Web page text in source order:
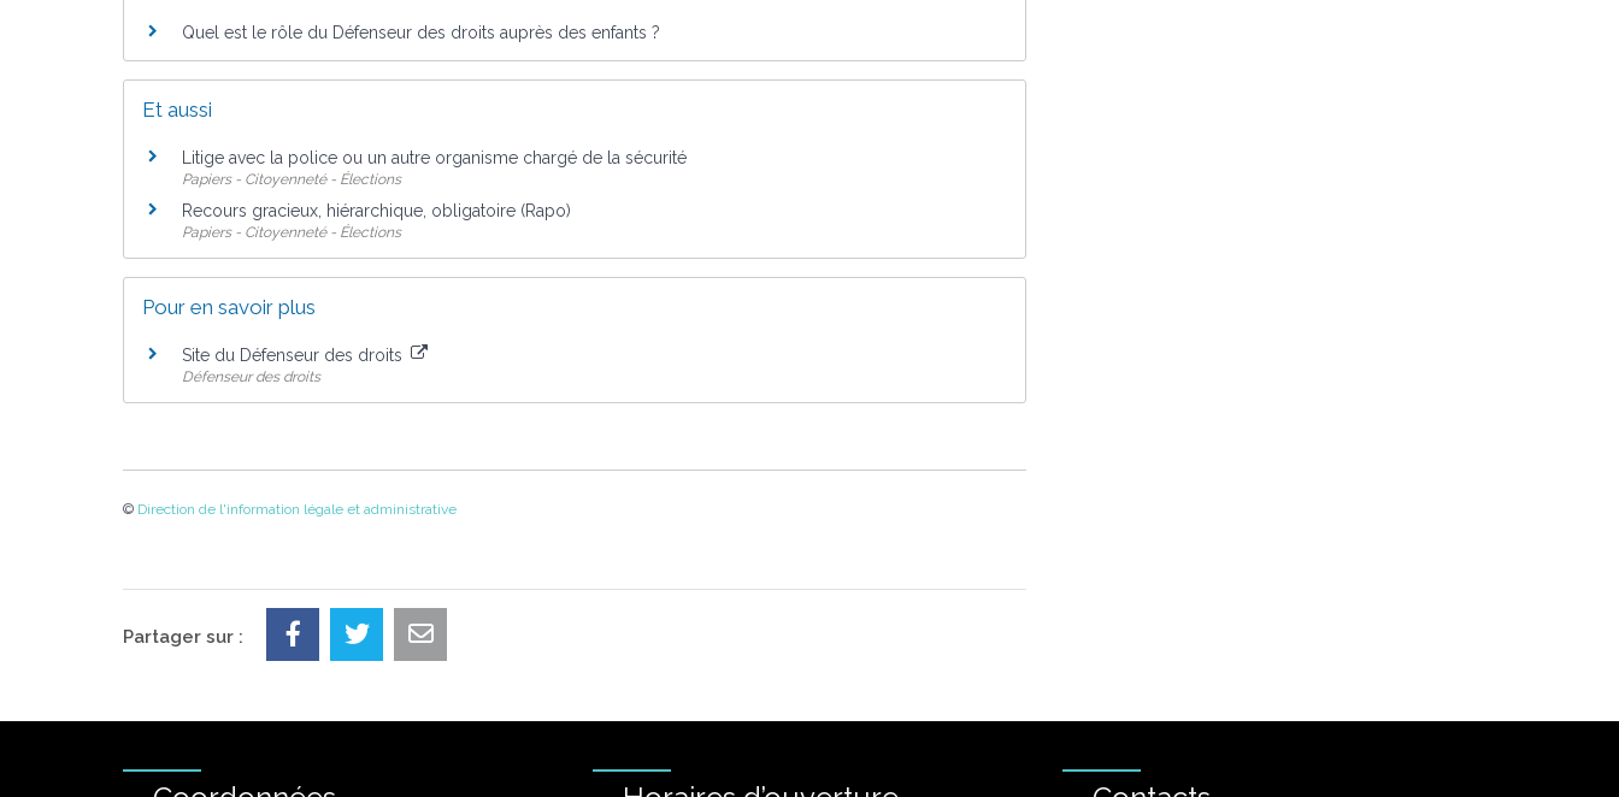
Quel est le rôle du Défenseur des droits auprès des enfants ?
Et aussi
Litige avec la police ou un autre organisme chargé de la sécurité
Papiers - Citoyenneté - Élections
Recours gracieux, hiérarchique, obligatoire (Rapo)
Papiers - Citoyenneté - Élections
Pour en savoir plus
Site du Défenseur des droits
Défenseur des droits
© Direction de l'information légale et administrative
Partager sur :